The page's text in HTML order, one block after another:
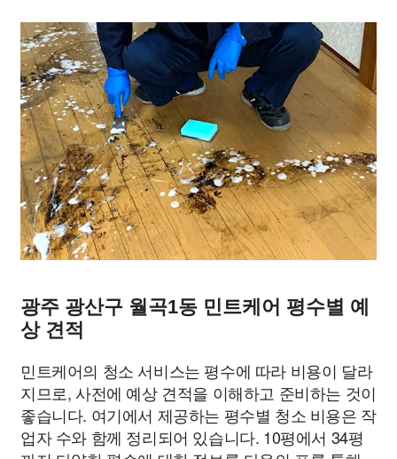
광주 광산구 월곡1동 민트케어 평수별 예
상 견적
민트케어의 청소 서비스는 평수에 따라 비용이 달라
지므로, 사전에 예상 견적을 이해하고 준비하는 것이
좋습니다. 여기에서 제공하는 평수별 청소 비용은 작
업자 수와 함께 정리되어 있습니다. 10평에서 34평